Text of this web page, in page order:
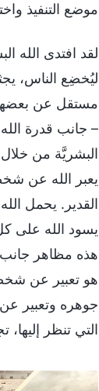
موضع التنفيذ
لقد افتدى الله
ليُخضِع الناس،
مستقل عن
– جانب قدرة
البشريَّة من
يعبر الله عن
القدير. يحمل
يسود الله على
هذه مظاهر جانب
هو تعبير عن
جوهره وتعبير
التي تنظر